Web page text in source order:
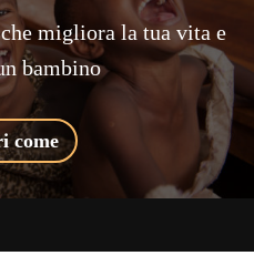
migliora la tua vita e
bambino
come